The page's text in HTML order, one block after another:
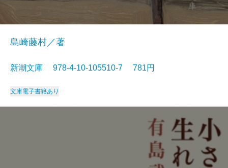
島崎藤村／著
新潮文庫 978-4-10-105510-7 781円
文庫電子書籍あり